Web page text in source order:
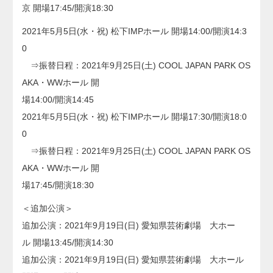
京 開場17:45/開演18:30
2021年5月5日(水・祝) 松下IMPホール 開場14:00/開演14:3
0
⇒振替日程：2021年9月25日(土) COOL JAPAN PARK OS
AKA・WWホール 開
場14:00/開演14:45
2021年5月5日(水・祝) 松下IMPホール 開場17:30/開演18:0
0
⇒振替日程：2021年9月25日(土) COOL JAPAN PARK OS
AKA・WWホール 開
場17:45/開演18:30
＜追加公演＞
追加公演：2021年9月19日(日) 愛知県芸術劇場 大ホー
ル 開場13:45/開演14:30
追加公演：2021年9月19日(日) 愛知県芸術劇場 大ホール